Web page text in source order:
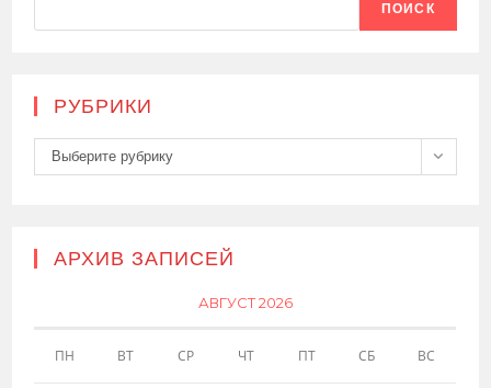
ПОИСК
РУБРИКИ
Рубрики
Выберите рубрику
АРХИВ ЗАПИСЕЙ
АВГУСТ 2026
ПН ВТ СР ЧТ ПТ СБ ВС